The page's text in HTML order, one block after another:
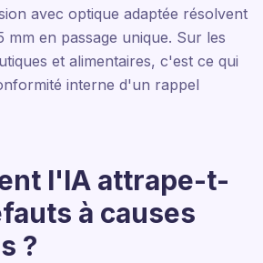
avec optique adaptée résolvent
mm en passage unique. Sur les
et alimentaires, c'est ce qui
interne d'un rappel
l'IA attrape-t-
à causes
?